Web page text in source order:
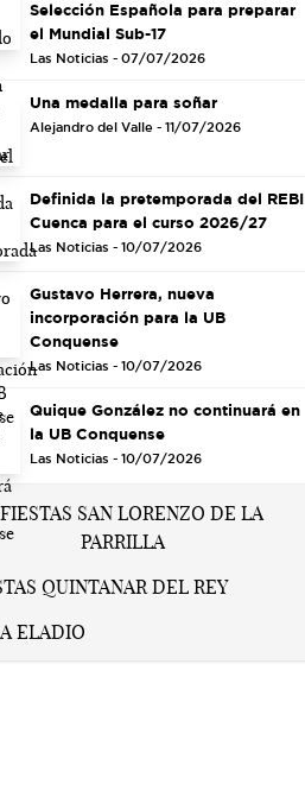
Selección Española para preparar
el Mundial Sub-17
Las Noticias - 07/07/2026
Una medalla para soñar
Alejandro del Valle - 11/07/2026
Definida la pretemporada del REBI
Cuenca para el curso 2026/27
Las Noticias - 10/07/2026
Gustavo Herrera, nueva
incorporación para la UB
Conquense
Las Noticias - 10/07/2026
Quique González no continuará en
la UB Conquense
Las Noticias - 10/07/2026